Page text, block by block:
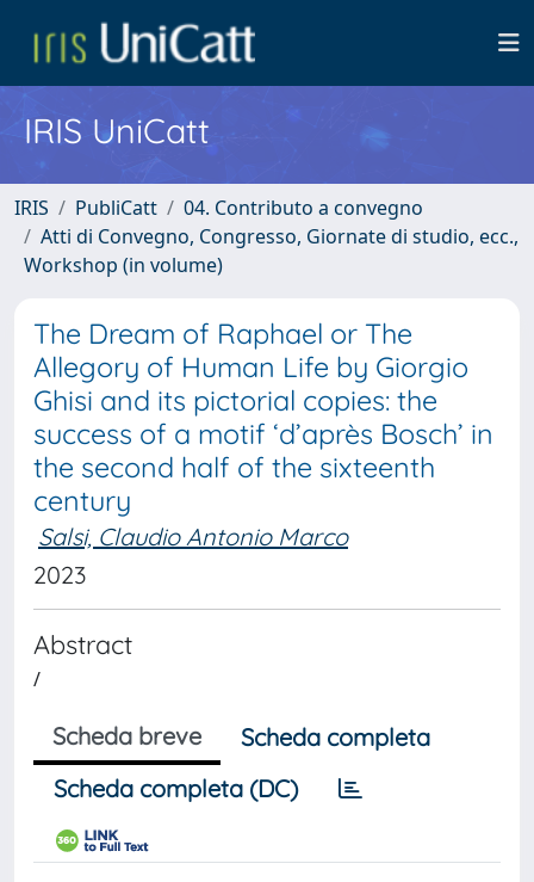
IRIS UniCatt
IRIS PubliCatt
04. Contributo a convegno
Atti di Convegno, Congresso, Giornate di studio, ecc.,
Workshop (in volume)
The Dream of Raphael or The
Allegory of Human Life by Giorgio
Ghisi and its pictorial copies: the
success of a motif ‘d’après Bosch’ in
the second half of the sixteenth
century
Salsi, Claudio Antonio Marco
2023
Abstract
/
Scheda breve
Scheda completa
Scheda completa (DC)